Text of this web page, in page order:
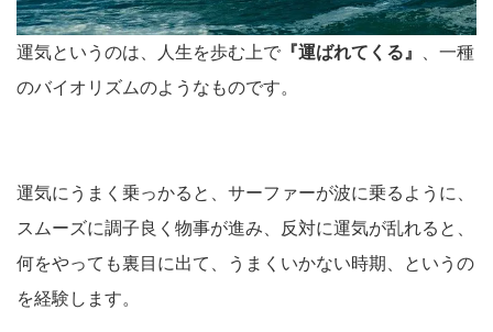
運気というのは、人生を歩む上で 『運ばれてくる』
、一種
のバイオリズムのようなものです。
運気にうまく乗っかると、サーファーが波に乗るように、
スムーズに調子良く物事が進み、反対に運気が乱れると、
何をやっても裏目に出て、うまくいかない時期、というの
を経験します。